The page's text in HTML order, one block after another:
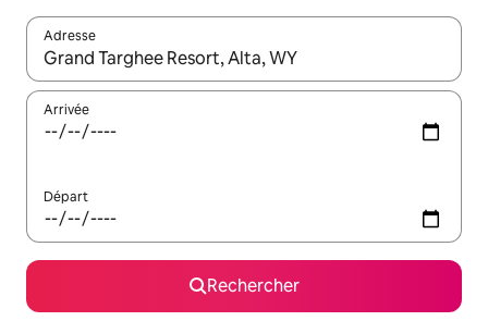
Adresse
Lorsque les résultats s'affichent, utilisez les flèches vers le
Arrivée
Départ
Rechercher